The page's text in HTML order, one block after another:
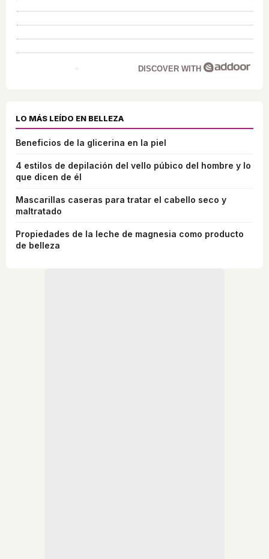
DISCOVER WITH
LO MÁS LEÍDO EN BELLEZA
Beneficios de la glicerina en la piel
4 estilos de depilación del vello púbico del hombre y lo
que dicen de él
Mascarillas caseras para tratar el cabello seco y
maltratado
Propiedades de la leche de magnesia como producto
de belleza